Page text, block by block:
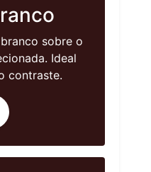
sobre o
Ideal
contraste.